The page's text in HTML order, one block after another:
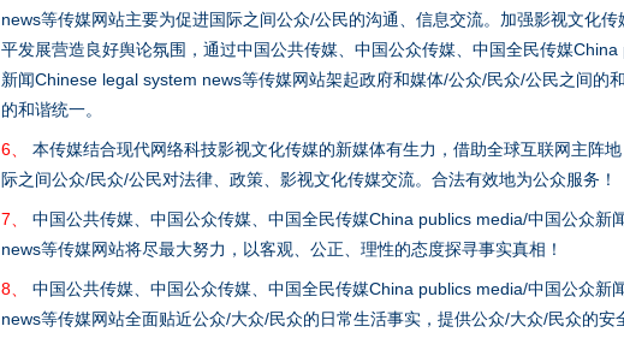
news等传媒网站主要为促进国际之间公众/公民的沟通、信息交流。加强影视文化
平发展营造良好舆论氛围，通过中国公共传媒、中国公众传媒、中国全民传媒
新闻Chinese legal system news等传媒网站架起政府和媒体/公众/民众/公民之间的
的和谐统一。
6、
本传媒结合现代网络科技影视文化传媒的新媒体有生力，借助全球互联网主阵
际之间公众/民众/公民对法律、政策、影视文化传媒交流。合法有效地为公众服务！
7、
中国公共传媒、中国公众传媒、中国全民传媒China publics media/中国公众
news等传媒网站将尽最大努力，以客观、公正、理性的态度探寻事实真相！
8、
中国公共传媒、中国公众传媒、中国全民传媒China publics media/中国公众
news等传媒网站全面贴近公众/大众/民众的日常生活事实，提供公众/大众/民众的
解纷+调解+退费，一次搞定